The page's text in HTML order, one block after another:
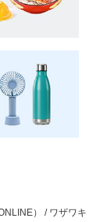
） / ワザワキ